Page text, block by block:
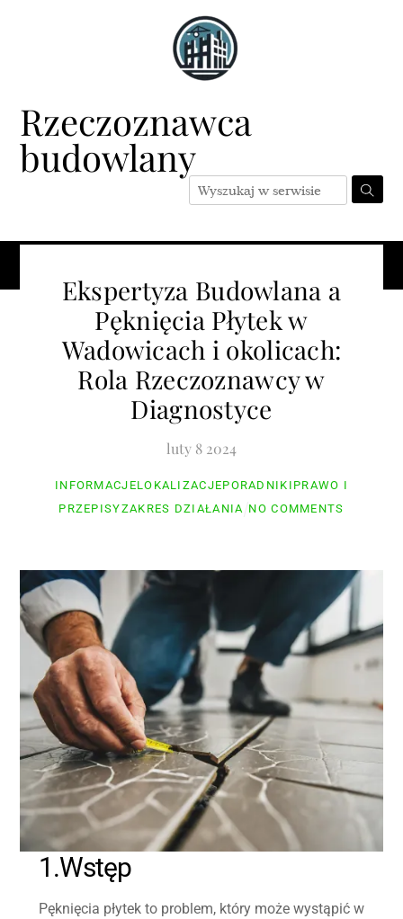
Rzeczoznawca
budowlany
Ekspertyza Budowlana a
Pęknięcia Płytek w
Wadowicach i okolicach:
Rola Rzeczoznawcy w
Diagnostyce
luty 8 2024
INFORMACJELOKALIZACJEPORADNIKI PRAWO I
PRZEPISYZAKRES DZIAŁANIA NO COMMENTS
1.Wstęp
Pęknięcia płytek to problem, który może wystąpić w